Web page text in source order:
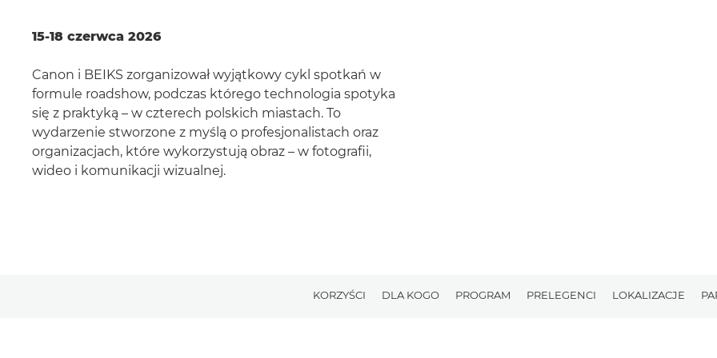
15-18 czerwca 2026
Canon i BEIKS zorganizował wyjątkowy cykl spotkań w
formule roadshow, podczas którego technologia spotyka
się z praktyką – w czterech polskich miastach. To
wydarzenie stworzone z myślą o profesjonalistach oraz
organizacjach, które wykorzystują obraz – w fotografii,
wideo i komunikacji wizualnej.
KORZYŚCI DLA KOGO PROGRAM PRELEGENCI LOKALIZACJE